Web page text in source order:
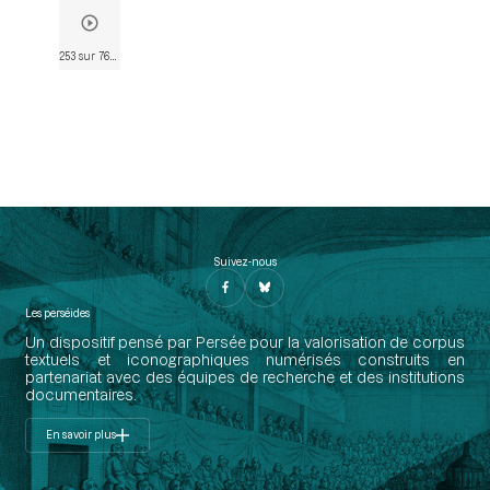
Suivez-nous
Les perséides
Un dispositif pensé par Persée pour la valorisation de corpus
textuels et iconographiques numérisés construits en
partenariat avec des équipes de recherche et des institutions
documentaires.
En savoir plus